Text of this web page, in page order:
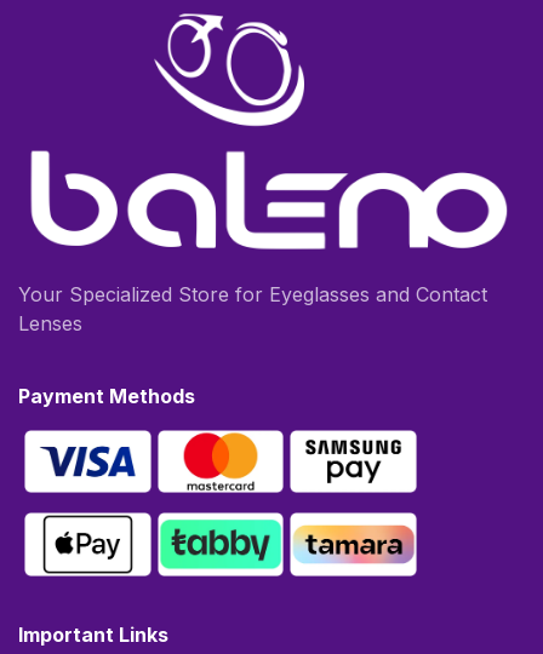
Your Specialized Store for Eyeglasses and Contact
Lenses
Payment Methods
Important Links